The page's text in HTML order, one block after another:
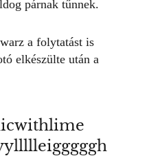
párnak tűnnek.
a folytatást is
elkészülte után a